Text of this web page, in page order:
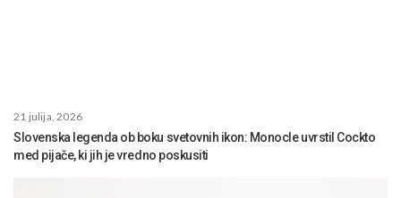
21 julija, 2026
Slovenska legenda ob boku svetovnih ikon: Monocle uvrstil Cockto
med pijače, ki jih je vredno poskusiti